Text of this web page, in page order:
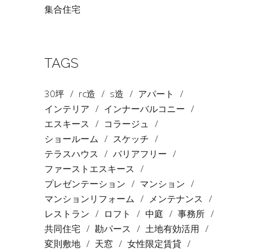
集合住宅
TAGS
30坪 rc造 s造
アパート
インテリア
インナーバルコニー
エスキース
コラージュ
ショールーム
スケッチ
テラスハウス
バリアフリー
ファーストエスキース
プレゼンテーション
マンション
マンションリフォーム
メンテナンス
レストラン
ロフト 中庭
事務所
共同住宅
勘パース
土地有効活用
変則敷地
天窓
女性限定賃貸